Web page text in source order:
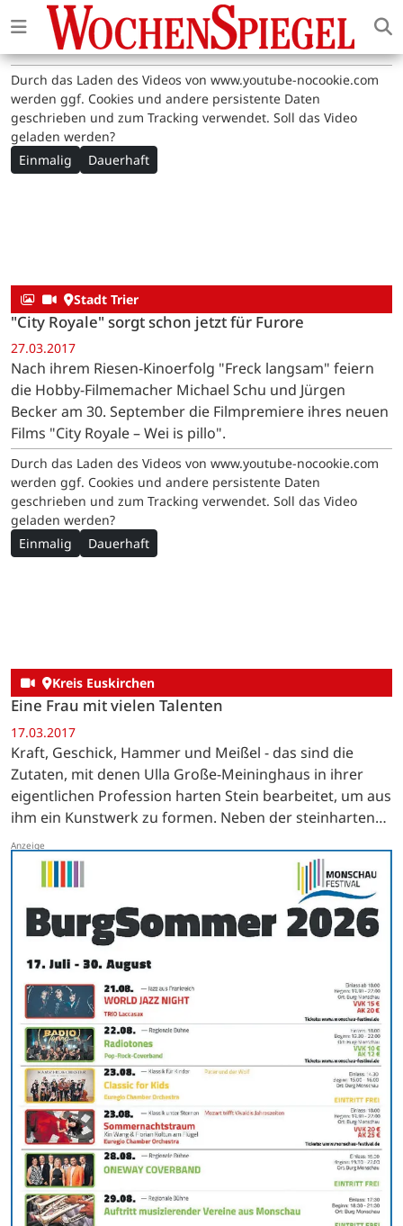
Durch das Laden des Videos von www.youtube-nocookie.com
werden ggf. Cookies und andere persistente Daten
geschrieben und zum Tracking verwendet. Soll das Video
geladen werden?
Einmalig
Dauerhaft
Stadt Trier
"City Royale" sorgt schon jetzt für Furore
27.03.2017
Nach ihrem Riesen-Kinoerfolg "Freck langsam" feiern
die Hobby-Filmemacher Michael Schu und Jürgen
Becker am 30. September die Filmpremiere ihres neuen
Films "City Royale – Wei is pillo".
Durch das Laden des Videos von www.youtube-nocookie.com
werden ggf. Cookies und andere persistente Daten
geschrieben und zum Tracking verwendet. Soll das Video
geladen werden?
Einmalig
Dauerhaft
Kreis Euskirchen
Eine Frau mit vielen Talenten
17.03.2017
Kraft, Geschick, Hammer und Meißel - das sind die
Zutaten, mit denen Ulla Große-Meininghaus in ihrer
eigentlichen Profession harten Stein bearbeitet, um aus
ihm ein Kunstwerk zu formen. Neben der steinharten
Bildhauerei, die in diesem Jahr etwas ruhen muss, gilt…